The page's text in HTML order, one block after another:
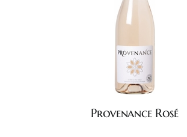
Provenance Rosé